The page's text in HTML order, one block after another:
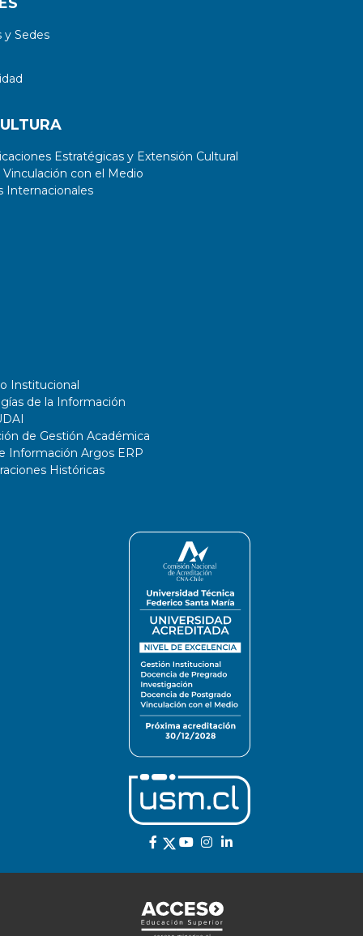
Sedes
Estratégicas y Extensión Cultural
con el Medio
Internacionales
Institucional
de la Información
de Gestión Académica
Información Argos ERP
Históricas